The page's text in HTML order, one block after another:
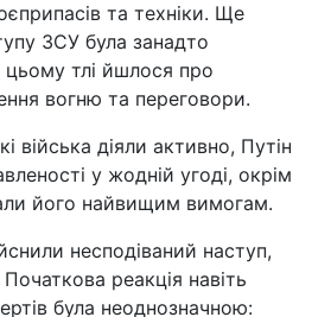
та техніки. Ще
ЗСУ була занадто
тлі йшлося про
вогню та переговори.
війська діяли активно, Путін
у жодній угоді, окрім
його найвищим вимогам.
несподіваний наступ,
реакція навіть
була неоднозначною: